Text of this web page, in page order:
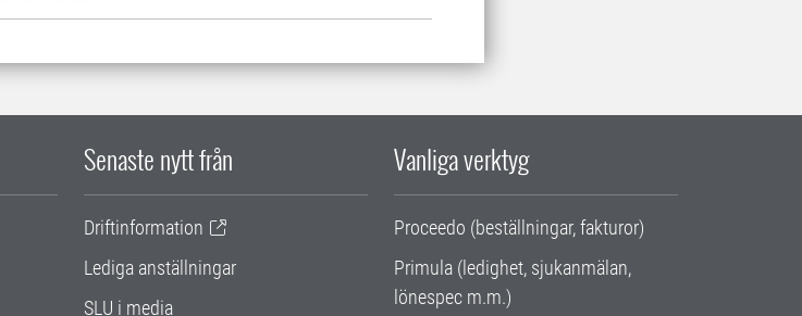
Senaste nytt från
Driftinformation
Lediga anställningar
SLU i media
Vanliga verktyg
Proceedo (beställningar, fakturor)
Primula (ledighet, sjukanmälan,
lönespec m.m.)